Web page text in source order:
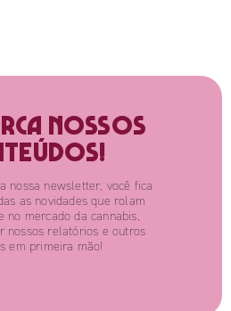
nossos
nossa newsletter, você fica
as novidades que rolam
no mercado da cannabis,
nossos relatórios e outros
em primeira mão!